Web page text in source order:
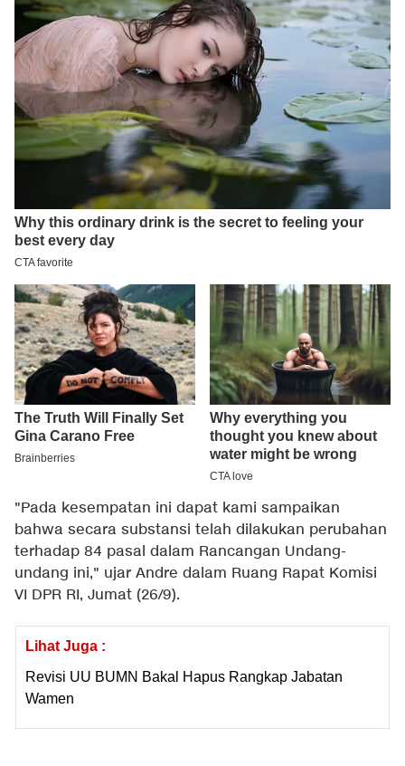
"Pada kesempatan ini dapat kami sampaikan
bahwa secara substansi telah dilakukan perubahan
terhadap 84 pasal dalam Rancangan Undang-
undang ini," ujar Andre dalam Ruang Rapat Komisi
VI DPR RI, Jumat (26/9).
Lihat Juga :
Revisi UU BUMN Bakal Hapus Rangkap Jabatan
Wamen